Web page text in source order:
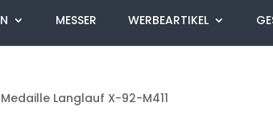
MESSER WERBEARTIKEL
Langlauf X-92-M411